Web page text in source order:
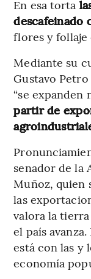
En esa torta
descafeinado
flores y follaje
Mediante su
Gustavo
“se
partir de
senador de la
Muñoz, quien
las
valora la tierra
el país
está con las y
economía